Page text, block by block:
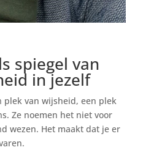
spiegel van
in jezelf
plek van wijsheid, een plek
Ze noemen het niet voor
wezen. Het maakt dat je er